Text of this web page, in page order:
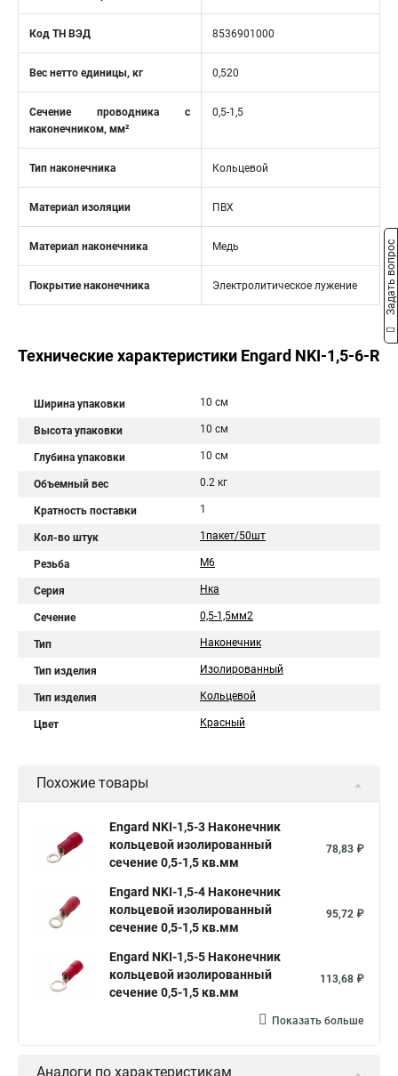
Код ТН ВЭД 8536901000
Вес нетто единицы, кг 0,520
Сечение проводника с
наконечником, мм²
0,5-1,5
Тип наконечника Кольцевой
Материал изоляции ПВХ
Материал наконечника Медь
Покрытие наконечника Электролитическое лужение
Технические характеристики Engard NKI-1,5-6-R
Ширина упаковки 10 см
Высота упаковки 10 см
Глубина упаковки 10 см
Объемный вес 0.2 кг
Кратность поставки 1
Кол-во штук 1пакет/50шт
Резьба М6
Серия Нка
Сечение 0,5-1,5мм2
Тип Наконечник
Тип изделия Изолированный
Тип изделия Кольцевой
Цвет Красный
Похожие товары
Engard NKI-1,5-3 Наконечник
кольцевой изолированный
сечение 0,5-1,5 кв.мм
78,83 ₽
Engard NKI-1,5-4 Наконечник
кольцевой изолированный
сечение 0,5-1,5 кв.мм
95,72 ₽
Engard NKI-1,5-5 Наконечник
кольцевой изолированный
сечение 0,5-1,5 кв.мм
113,68 ₽
Показать больше
Аналоги по характеристикам
Задать вопрос